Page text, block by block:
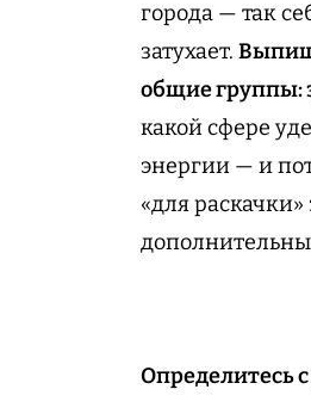
города — так
затухает.
общие группы:
какой сфере
энергии — и
«для
Определитесь